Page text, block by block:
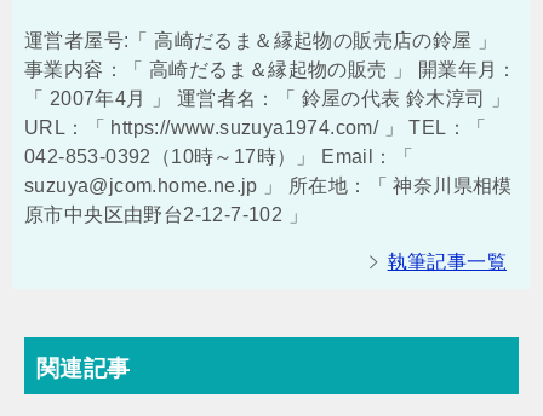
運営者屋号:「 高崎だるま＆縁起物の販売店の鈴屋 」
事業内容：「 高崎だるま＆縁起物の販売 」 開業年月：
「 2007年4月 」 運営者名：「 鈴屋の代表 鈴木淳司 」
URL：「 https://www.suzuya1974.com/ 」 TEL：「
042-853-0392（10時～17時）」 Email：「
suzuya@jcom.home.ne.jp 」 所在地：「 神奈川県相模
原市中央区由野台2-12-7-102 」
執筆記事一覧
関連記事